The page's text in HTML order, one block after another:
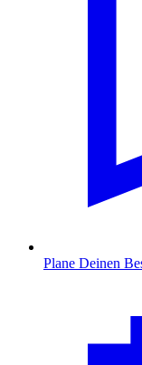
Plane Deinen